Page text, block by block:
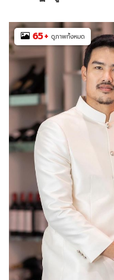
65+ ดูภาพทั้งหมด